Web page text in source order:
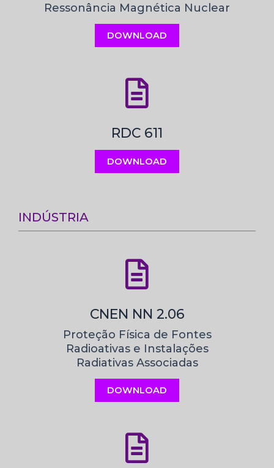
Ressonância Magnética Nuclear
DOWNLOAD
RDC 611
DOWNLOAD
INDÚSTRIA
CNEN NN 2.06
Proteção Física de Fontes
Radioativas e Instalações
Radiativas Associadas
DOWNLOAD